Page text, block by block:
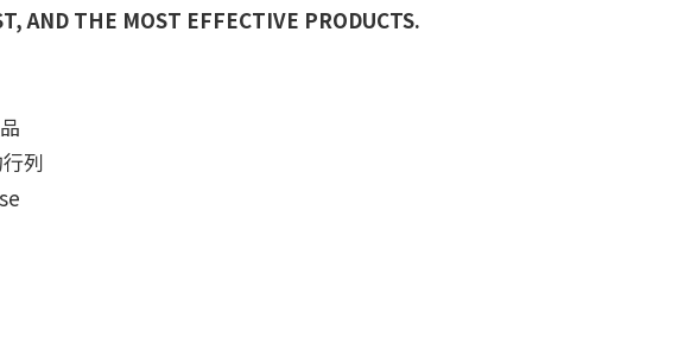
AND THE MOST EFFECTIVE PRODUCTS.
列